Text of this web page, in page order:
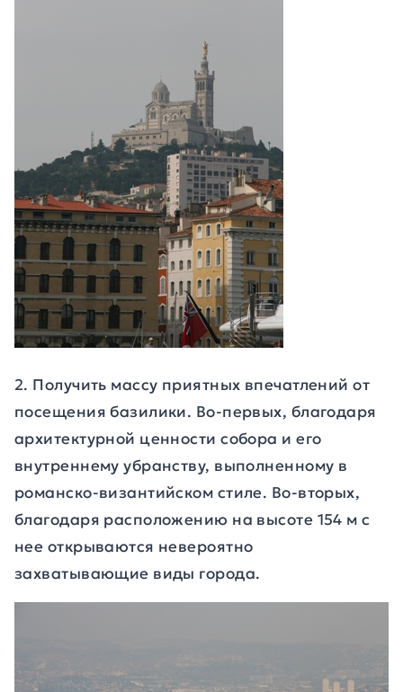
2. Получить массу приятных впечатлений от
посещения базилики. Во-первых, благодаря
архитектурной ценности собора и его
внутреннему убранству, выполненному в
романско-византийском стиле. Во-вторых,
благодаря расположению на высоте 154 м с
нее открываются невероятно
захватывающие виды города.